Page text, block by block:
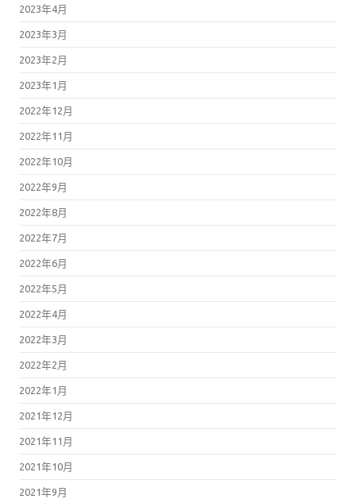
2023年4月
2023年3月
2023年2月
2023年1月
2022年12月
2022年11月
2022年10月
2022年9月
2022年8月
2022年7月
2022年6月
2022年5月
2022年4月
2022年3月
2022年2月
2022年1月
2021年12月
2021年11月
2021年10月
2021年9月